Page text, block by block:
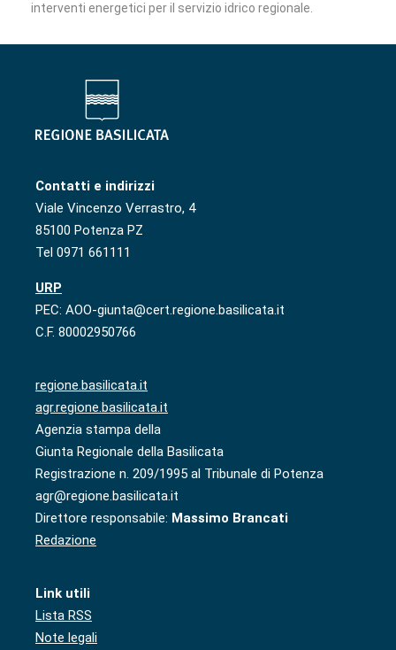
interventi energetici per il servizio idrico regionale.
Contatti e indirizzi
Viale Vincenzo Verrastro, 4
85100 Potenza PZ
Tel 0971 661111
URP
PEC: AOO-giunta@cert.regione.basilicata.it
C.F. 80002950766
regione.basilicata.it
agr.regione.basilicata.it
Agenzia stampa della
Giunta Regionale della Basilicata
Registrazione n. 209/1995 al Tribunale di Potenza
agr@regione.basilicata.it
Direttore responsabile: Massimo Brancati
Redazione
Link utili
Lista RSS
Note legali